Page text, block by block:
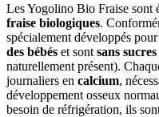
Les Yogolino Bio Fraise sont
fraise biologiques.
spécialement développés
des bébés et sont sans
naturellement présent).
journaliers en calcium,
développement osseux
besoin de réfrigération, ils